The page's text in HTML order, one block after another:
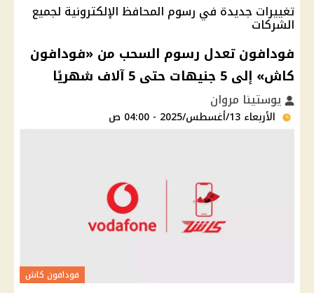
تغييرات جديدة في رسوم المحافظ الإلكترونية لجميع
الشركات
فودافون تعدل رسوم السحب من «فودافون
كاش» إلى 5 جنيهات حتى 5 آلاف شهريًا
يوستينا مروان
الأربعاء 13/أغسطس/2025 - 04:00 ص
فودافون كاش